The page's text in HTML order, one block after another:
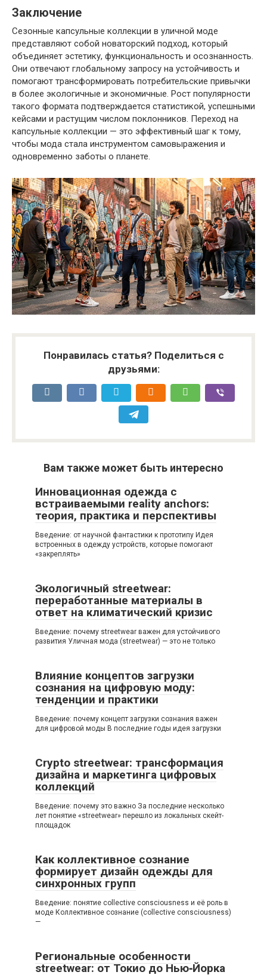
Заключение
Сезонные капсульные коллекции в уличной моде
представляют собой новаторский подход, который
объединяет эстетику, функциональность и осознанность.
Они отвечают глобальному запросу на устойчивость и
помогают трансформировать потребительские привычки
в более экологичные и экономичные. Рост популярности
такого формата подтверждается статистикой, успешными
кейсами и растущим числом поклонников. Переход на
капсульные коллекции — это эффективный шаг к тому,
чтобы мода стала инструментом самовыражения и
одновременно заботы о планете.
Понравилась статья? Поделиться с
друзьями:
Вам также может быть интересно
Инновационная одежда с
встраиваемыми reality anchors:
теория, практика и перспективы
Введение: от научной фантастики к прототипу Идея
встроенных в одежду устройств, которые помогают
«закреплять»
Экологичный streetwear:
переработанные материалы в
ответ на климатический кризис
Введение: почему streetwear важен для устойчивого
развития Уличная мода (streetwear) — это не только
Влияние концептов загрузки
сознания на цифровую моду:
тенденции и практики
Введение: почему концепт загрузки сознания важен
для цифровой моды В последние годы идея загрузки
Crypto streetwear: трансформация
дизайна и маркетинга цифровых
коллекций
Введение: почему это важно За последние несколько
лет понятие «streetwear» перешло из локальных скейт-
площадок
Как коллективное сознание
формирует дизайн одежды для
синхронных групп
Введение: понятие collective consciousness и её роль в
моде Коллективное сознание (collective consciousness)
—
Региональные особенности
streetwear: от Токио до Нью‑Йорка